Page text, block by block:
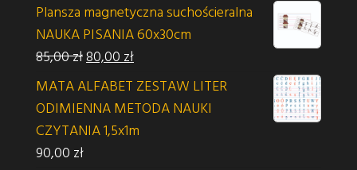
Plansza magnetyczna suchościeralna
NAUKA PISANIA 60x30cm
85,00złPierwotna cena wynosiła: 85,00 zł.
80,00 złAktualna cena wynosi: 80,00 zł.
MATA ALFABET ZESTAW LITER
ODIMIENNA METODA NAUKI
CZYTANIA 1,5x1m
90,00 zł